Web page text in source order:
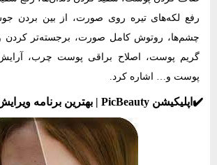
رفع لکه‌های تیره روی صورت، از بین بردن
چشم‌ها، روتوش کامل صورت، برجسته‌تر کردن و
گریم پوست، اصلاح براقی پوست چرب،
پوست و… اشاره کرد.
✔️اپلیکیشن PicBeauty | بهترین برنامه ویرایش عکس چهره